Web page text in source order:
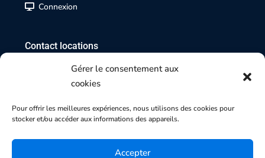
Gérer le consentement aux
cookies
Pour offrir les meilleures expériences, nous utilisons des cookies pour
stocker et/ou accéder aux informations des appareils.
Accepter
Connexion
Contact locations
02 35 07 17 17
Contact transactions